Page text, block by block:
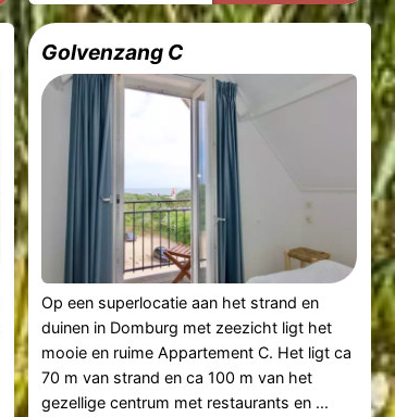
Golvenzang C
Op een superlocatie aan het strand en
duinen in Domburg met zeezicht ligt het
mooie en ruime Appartement C. Het ligt ca
70 m van strand en ca 100 m van het
gezellige centrum met restaurants en ...